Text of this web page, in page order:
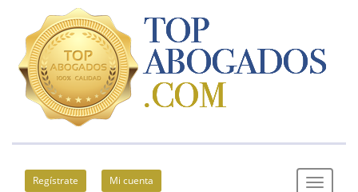
Regístrate Mi cuenta